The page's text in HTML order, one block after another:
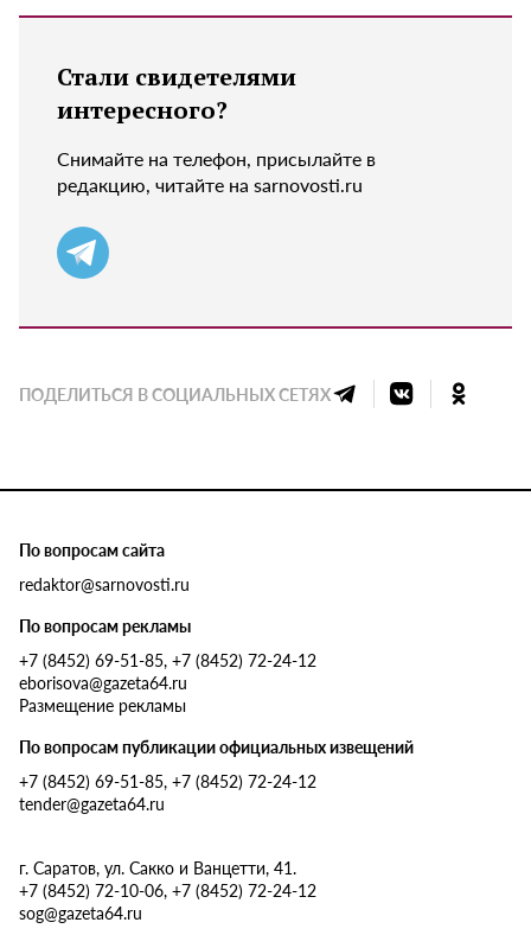
Стали свидетелями
интересного?
Снимайте на телефон, присылайте в
редакцию, читайте на sarnovosti.ru
ПОДЕЛИТЬСЯ В СОЦИАЛЬНЫХ СЕТЯХ
По вопросам сайта
redaktor@sarnovosti.ru
По вопросам рекламы
+7 (8452) 69-51-85, +7 (8452) 72-24-12
eborisova@gazeta64.ru
Размещение рекламы
По вопросам публикации официальных извещений
+7 (8452) 69-51-85, +7 (8452) 72-24-12
tender@gazeta64.ru
г. Саратов, ул. Сакко и Ванцетти, 41.
+7 (8452) 72-10-06, +7 (8452) 72-24-12
sog@gazeta64.ru